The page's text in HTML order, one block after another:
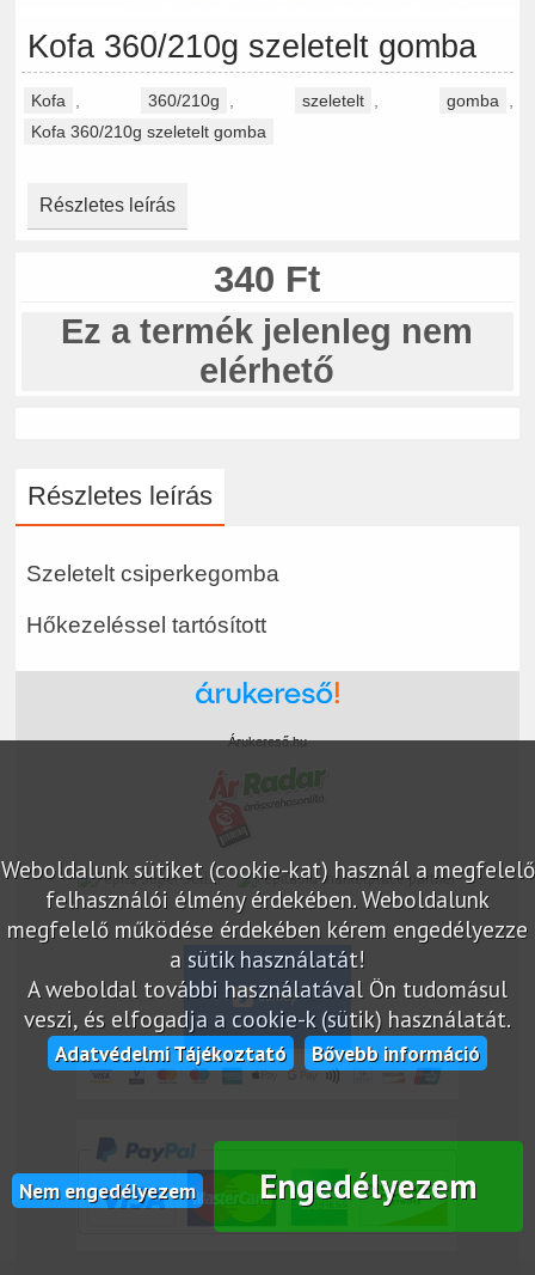
Kofa 360/210g szeletelt gomba
Kofa , 360/210g , szeletelt , gomba ,
Kofa 360/210g szeletelt gomba
Részletes leírás
340 Ft
Ez a termék jelenleg nem
elérhető
Részletes leírás
Szeletelt csiperkegomba
Hőkezeléssel tartósított
Weboldalunk sütiket (cookie-kat) használ a megfelelő
felhasználói élmény érdekében. Weboldalunk
megfelelő működése érdekében kérem engedélyezze
a sütik használatát!
A weboldal további használatával Ön tudomásul
veszi, és elfogadja a cookie-k (sütik) használatát.
Adatvédelmi Tájékoztató Bővebb információ
Nem engedélyezem Engedélyezem
Árukereső.hu
marketplace partner